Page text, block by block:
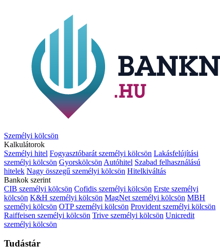
Személyi kölcsön
Kalkulátorok
Személyi hitel Fogyasztóbarát személyi kölcsön Lakásfelújítási
személyi kölcsön Gyorskölcsön Autóhitel Szabad felhasználású
hitelek Nagy összegű személyi kölcsön Hitelkiváltás
Bankok szerint
CIB személyi kölcsön Cofidis személyi kölcsön Erste személyi
kölcsön K&H személyi kölcsön MagNet személyi kölcsön MBH
személyi kölcsön OTP személyi kölcsön Provident személyi kölcsön
Raiffeisen személyi kölcsön Trive személyi kölcsön Unicredit
személyi kölcsön
Tudástár